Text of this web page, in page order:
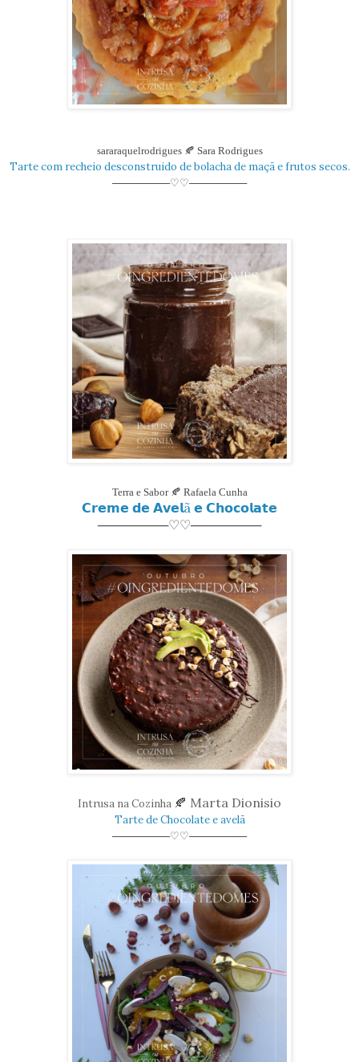
sararaquelrodrigues 🍂 Sara Rodrigues
Tarte com recheio desconstruido de bolacha de maçã e frutos secos.
────────♡♡────────
Terra e Sabor 🍂 Rafaela Cunha
𝗖𝗿𝗲𝗺𝗲 𝗱𝗲 𝗔𝘃𝗲𝗹ã 𝗲 𝗖𝗵𝗼𝗰𝗼𝗹𝗮𝘁𝗲
────────♡♡────────
Intrusa na Cozinha 🍂 Marta Dionisio
Tarte de Chocolate e avelã
────────♡♡────────